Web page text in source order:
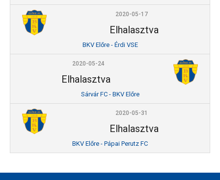
2020-05-17
Elhalasztva
BKV Előre - Érdi VSE
2020-05-24
Elhalasztva
Sárvár FC - BKV Előre
2020-05-31
Elhalasztva
BKV Előre - Pápai Perutz FC